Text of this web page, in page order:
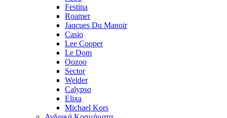
Festina
Roamer
Jaqcues Du Manoir
Casio
Lee Cooper
Le Dom
Oozoo
Sector
Welder
Calypso
Elixa
Michael Kors